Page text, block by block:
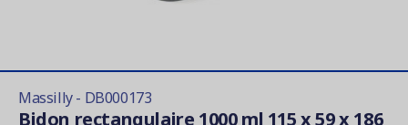
Massilly - DB000173
Bidon rectangulaire 1000 ml 115 x 59 x 186